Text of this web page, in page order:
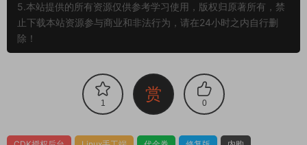
5.本站提供的所有资源仅供参考学习使用，版权归原著所有，禁
止下载本站资源参与商业和非法行为，请在24小时之内自行删
除！
1 赏 0